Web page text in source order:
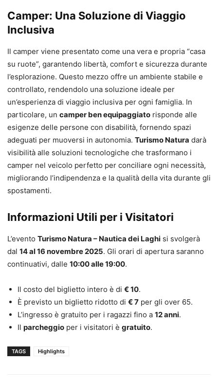
Camper: Una Soluzione di Viaggio
Inclusiva
Il camper viene presentato come una vera e propria “casa
su ruote”, garantendo libertà, comfort e sicurezza durante
l’esplorazione. Questo mezzo offre un ambiente stabile e
controllato, rendendolo una soluzione ideale per
un’esperienza di viaggio inclusiva per ogni famiglia. In
particolare, un camper ben equipaggiato risponde alle
esigenze delle persone con disabilità, fornendo spazi
adeguati per muoversi in autonomia. Turismo Natura darà
visibilità alle soluzioni tecnologiche che trasformano i
camper nel veicolo perfetto per conciliare ogni necessità,
migliorando l’indipendenza e la qualità della vita durante gli
spostamenti.
Informazioni Utili per i Visitatori
L’evento Turismo Natura – Nautica dei Laghi si svolgerà
dal 14 al 16 novembre 2025. Gli orari di apertura saranno
continuativi, dalle 10:00 alle 19:00.
Il costo del biglietto intero è di € 10.
È previsto un biglietto ridotto di € 7 per gli over 65.
L’ingresso è gratuito per i ragazzi fino a 12 anni.
Il parcheggio per i visitatori è gratuito.
TAGS Highlights